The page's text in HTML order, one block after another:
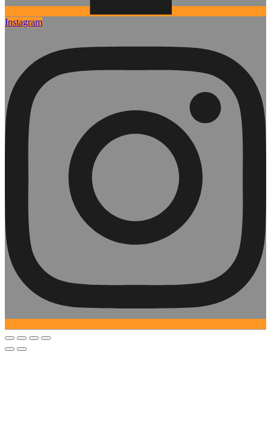
Instagram